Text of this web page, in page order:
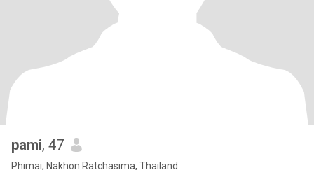
pami, 47
Phimai, Nakhon Ratchasima, Thailand